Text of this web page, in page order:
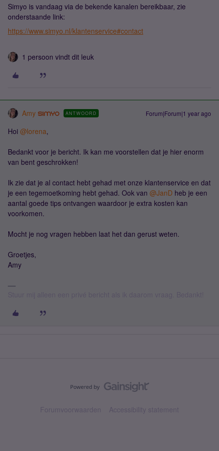
Simyo is vandaag via de bekende kanalen bereikbaar, zie
onderstaande link:
https://www.simyo.nl/klantenservice#contact
1 persoon vindt dit leuk
Amy ANTWOORD Forum|Forum|1 year ago
Hoi ​ @lorena,
Bedankt voor je bericht. Ik kan me voorstellen dat je hier enorm
van bent geschrokken!
Ik zie dat je al contact hebt gehad met onze klantenservice en dat
je een tegemoetkoming hebt gehad. Ook van ​ @JanD heb je een
aantal goede tips ontvangen waardoor je extra kosten kan
voorkomen.
Mocht je nog vragen hebben laat het dan gerust weten.
Groetjes,
Amy
Forumvoorwaarden Accessibility statement